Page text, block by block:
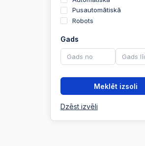
Pusautomātiskā
Robots
Gads
Meklēt izsoli
Dzēst izvēli